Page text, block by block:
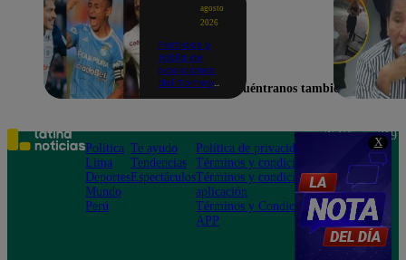
X
agosto
2026
Partidos y
tabla de
posiciones
del Torneo
en la fecha 4
Encuéntranos también en
Política
Lima
Deportes
Mundo
Perú
Te ayudo
Tendencias
Espectáculos
Política de privacidad
Términos y condiciones
Términos y condiciones
aplicación
Términos y Condiciones
APP
Teléfono: 219
Av. San
Felipe 968
Jesús María